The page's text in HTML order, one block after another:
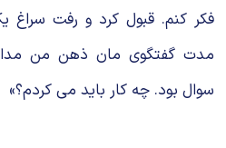
فکر کنم. قبول کرد و رفت سراغ
مدت گفتگوی مان ذهن من
سوال بود. چه کار باید می کردم؟»